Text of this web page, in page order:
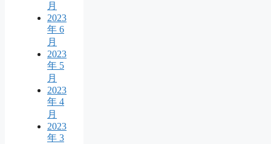
月
2023
年 6
月
2023
年 5
月
2023
年 4
月
2023
年 3